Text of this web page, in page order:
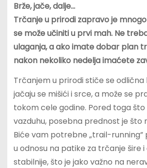
Brže, jače, dalje…
Trčanje u prirodi zapravo je
se može učiniti u prvi mah. Ne
ulaganja, a ako imate dobar plan
nakon nekoliko nedelja imaćete
Trčanjem u prirodi stiče se odlična
jačaju se mišići i srce, a može se
tokom cele godine. Pored toga
vazduhu, posebna prednost je što
Biće vam potrebne „trail-running”
u odnosu na patike za trčanje šire i
stabilnije, što je jako važno na